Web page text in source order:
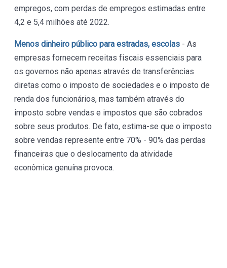
empregos, com perdas de empregos estimadas entre
4,2 e 5,4 milhões até 2022.
Menos dinheiro público para estradas, escolas - As
empresas fornecem receitas fiscais essenciais para
os governos não apenas através de transferências
diretas como o imposto de sociedades e o imposto de
renda dos funcionários, mas também através do
imposto sobre vendas e impostos que são cobrados
sobre seus produtos. De fato, estima-se que o imposto
sobre vendas represente entre 70% - 90% das perdas
financeiras que o deslocamento da atividade
econômica genuína provoca.